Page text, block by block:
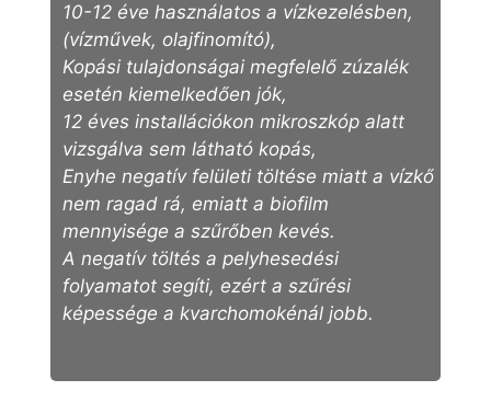
10-12 éve használatos a vízkezelésben,
(vízművek, olajfinomító),
Kopási tulajdonságai megfelelő zúzalék
esetén kiemelkedően jók,
12 éves installációkon mikroszkóp alatt
vizsgálva sem látható kopás,
Enyhe negatív felületi töltése miatt a vízkő
nem ragad rá, emiatt a biofilm
mennyisége a szűrőben kevés.
A negatív töltés a pelyhesedési
folyamatot segíti, ezért a szűrési
képessége a kvarchomokénál jobb.